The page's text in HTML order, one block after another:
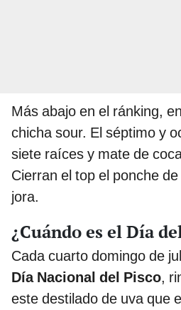
Más abajo en el ránking,
chicha sour. El séptimo y
siete raíces y mate de
Cierran el top el ponche
jora.
¿Cuándo es el Día
Cada cuarto domingo de
Día Nacional del Pisco,
este destilado de uva que